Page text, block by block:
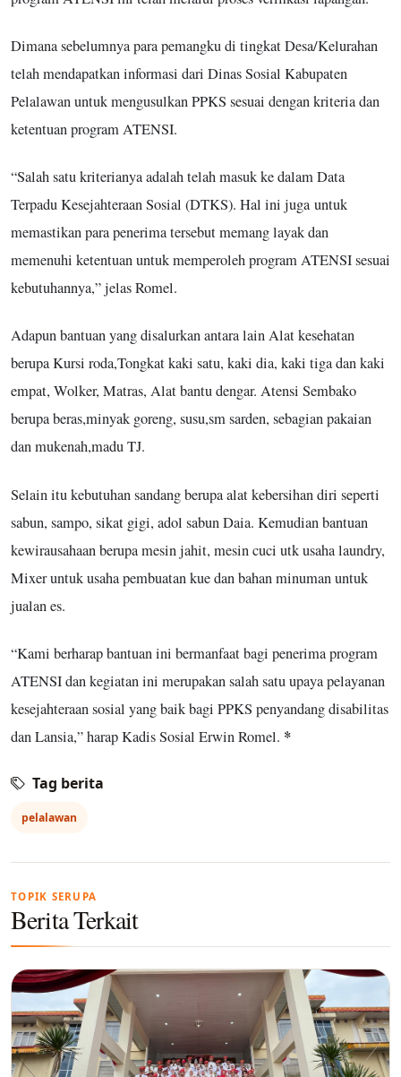
Dimana sebelumnya para pemangku di tingkat Desa/Kelurahan
telah mendapatkan informasi dari Dinas Sosial Kabupaten
Pelalawan untuk mengusulkan PPKS sesuai dengan kriteria dan
ketentuan program ATENSI.
“Salah satu kriterianya adalah telah masuk ke dalam Data
Terpadu Kesejahteraan Sosial (DTKS). Hal ini juga untuk
memastikan para penerima tersebut memang layak dan
memenuhi ketentuan untuk memperoleh program ATENSI sesuai
kebutuhannya,” jelas Romel.
Adapun bantuan yang disalurkan antara lain Alat kesehatan
berupa Kursi roda,Tongkat kaki satu, kaki dia, kaki tiga dan kaki
empat, Wolker, Matras, Alat bantu dengar. Atensi Sembako
berupa beras,minyak goreng, susu,sm sarden, sebagian pakaian
dan mukenah,madu TJ.
Selain itu kebutuhan sandang berupa alat kebersihan diri seperti
sabun, sampo, sikat gigi, adol sabun Daia. Kemudian bantuan
kewirausahaan berupa mesin jahit, mesin cuci utk usaha laundry,
Mixer untuk usaha pembuatan kue dan bahan minuman untuk
jualan es.
“Kami berharap bantuan ini bermanfaat bagi penerima program
ATENSI dan kegiatan ini merupakan salah satu upaya pelayanan
kesejahteraan sosial yang baik bagi PPKS penyandang disabilitas
dan Lansia,” harap Kadis Sosial Erwin Romel. *
Tag berita
pelalawan
TOPIK SERUPA
Berita Terkait